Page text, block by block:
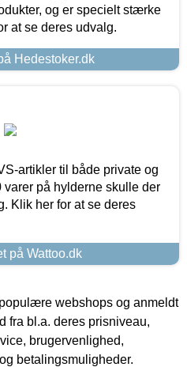
og er specielt stærke
at se deres udvalg.
Hedestoker.dk
artikler til både private og
varer på hylderne skulle der
Klik her for at se deres
på Wattoo.dk
webshops og anmeldt
fra bl.a. deres prisniveau,
brugervenlighed,
betalingsmuligheder.